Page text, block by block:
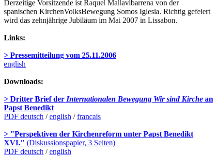
Derzeitige Vorsitzende ist Raquel Mallavibarrena von der
spanischen KirchenVolksBewegung Somos Iglesia. Richtig gefeiert
wird das zehnjährige Jubiläum im Mai 2007 in Lissabon.
Links:
> Pressemitteilung vom 25.11.2006
english
Downloads:
> Dritter Brief der Internationalen Bewegung Wir sind Kirche an
Papst Benedikt
PDF deutsch /english /francais
> "Perspektiven der Kirchenreform unter Papst Benedikt
XVI." (Diskussionspapier, 3 Seiten)
PDF deutsch /english